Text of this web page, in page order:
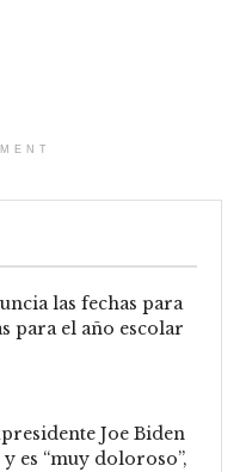
las fechas para
para el año escolar
Joe Biden
es “muy doloroso”,